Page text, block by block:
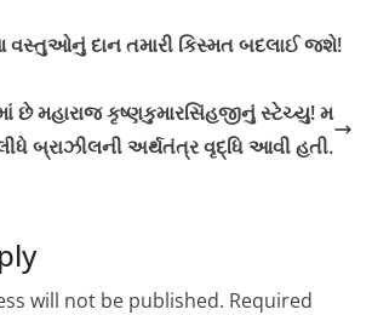
વસ્તુઓનું દાન તમારી કિસ્મત બદલાઈ જશે!
છે મહારાજ કૃષ્ણકુમારસિંહજીનું સ્ટેચ્યુ! મ
બ્રાઝીલની અર્થતંત્ર વૃદ્ધિ આવી હતી.
will not be published. Required